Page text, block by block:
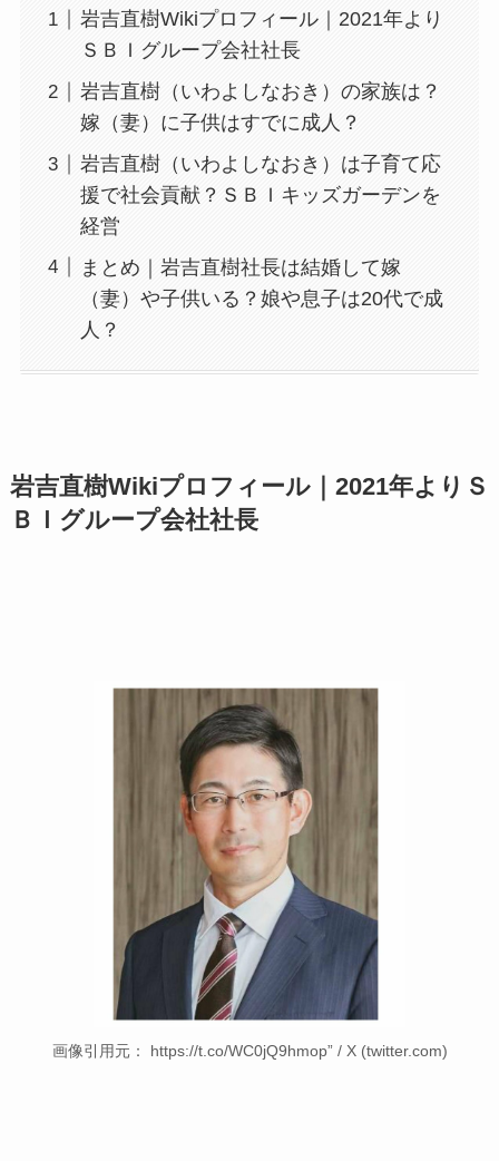
岩吉直樹Wikiプロフィール｜2021年より
ＳＢＩグループ会社社長
岩吉直樹（いわよしなおき）の家族は？
嫁（妻）に子供はすでに成人？
岩吉直樹（いわよしなおき）は子育て応
援で社会貢献？ＳＢＩキッズガーデンを
経営
まとめ｜岩吉直樹社長は結婚して嫁
（妻）や子供いる？娘や息子は20代で成
人？
岩吉直樹Wikiプロフィール｜2021年よりＳ
ＢＩグループ会社社長
画像引用元： https://t.co/WC0jQ9hmop” / X (twitter.com)